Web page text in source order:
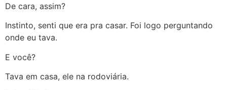
De cara, assim?
Instinto, senti que era pra casar. Foi logo perguntando
onde eu tava.
E você?
Tava em casa, ele na rodoviária.